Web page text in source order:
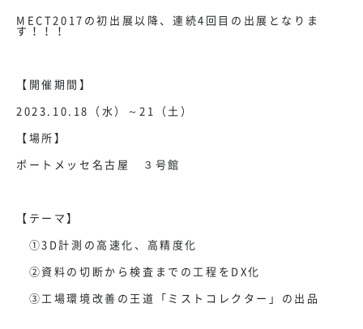
MECT2017の初出展以降、連続4回目の出展となりま
す！！！
【開催期間】
2023.10.18（水）～21（土）
【場所】
ポートメッセ名古屋 ３号館
【テーマ】
① 3D計測の高速化、高精度化
②資料の切断から検査までの工程をDX化
③工場環境改善の王道「ミストコレクター」の出品